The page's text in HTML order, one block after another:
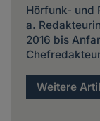
Hörfunk- und
a.
2016 bis
Weitere